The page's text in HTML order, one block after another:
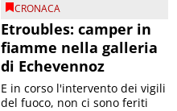
CRONACA
Etroubles: camper in
fiamme nella galleria
di Echevennoz
E in corso l'intervento dei vigili
del fuoco, non ci sono feriti